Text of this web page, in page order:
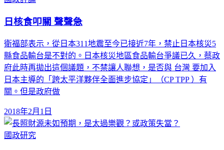
日核食叩關 聲聲急
衛福部表示，從日本311地震至今已接近7年，禁止日本核災5
縣食品輸台是不對的。日本核災地區食品輸台爭議已久，蔡政
府此時再拋出這個議題，不禁讓人聯想，是否與 台灣 要加入
日本主導的「跨太平洋夥伴全面進步協定」（CP TPP ）有
關。但是政府做
2018年2月1日
國政研究